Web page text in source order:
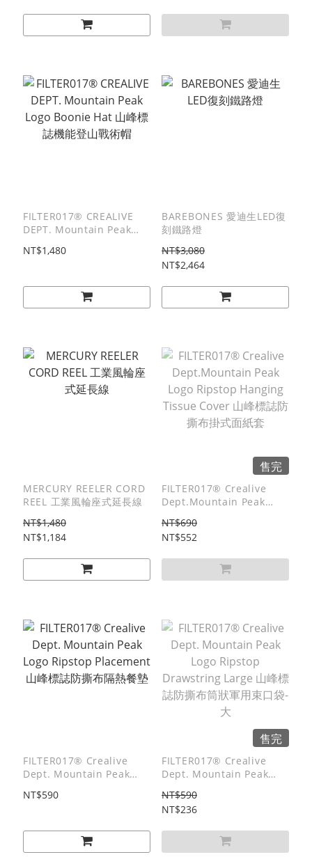
FILTER017® CREALIVE
DEPT. Mountain Peak
機能登山戰術帽
NT$1,480
BAREBONES 愛迪生LED復
刻鐵路燈
NT$3,080
NT$2,464
MERCURY REELER CORD
REEL 工業風輪座式延長線
NT$1,480
NT$1,184
售完
FILTER017® Crealive
Dept.Mountain Peak
Tissue Cover 山峰標誌防
撕布掛式面紙套
NT$690
NT$552
FILTER017® Crealive
Dept. Mountain Peak
山峰標誌防撕布隔熱餐墊
NT$590
售完
FILTER017® Crealive
Dept. Mountain Peak
Large 山峰標誌防撕布筒狀
軍用束口袋-大
NT$590
NT$236